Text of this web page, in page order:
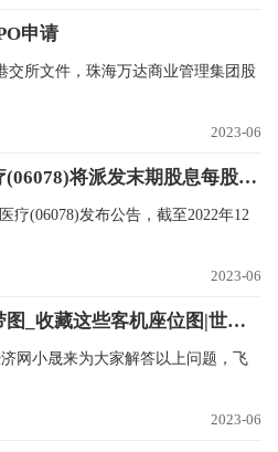
申请
交所文件，珠海万达商业管理集团股
2023-06
世界今亮点！海吉亚医疗(06078)将派发末期股息每股0.15元
疗(06078)发布公告，截至2022年12
2023-06
飞机座位号排布图大全带图_收藏这些客机座位图|世界观点
网小晟来为大家解答以上问题，飞
2023-06